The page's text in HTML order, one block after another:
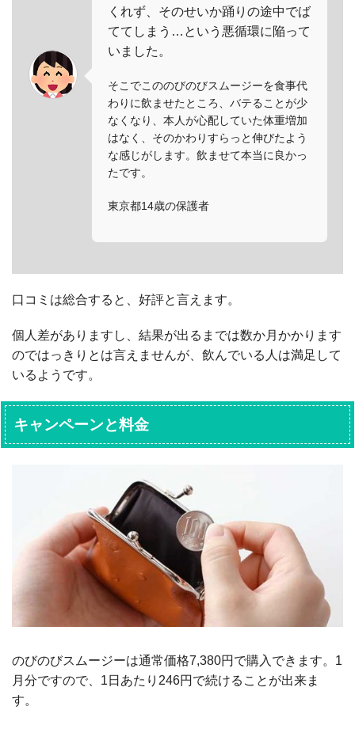
くれず、そのせいか踊りの途中でば
ててしまう…という悪循環に陥って
いました。
そこでこののびのびスムージーを食事代
わりに飲ませたところ、バテることが少
なくなり、本人が心配していた体重増加
はなく、そのかわりすらっと伸びたよう
な感じがします。飲ませて本当に良かっ
たです。
東京都14歳の保護者
口コミは総合すると、好評と言えます。
個人差がありますし、結果が出るまでは数か月かかります
のではっきりとは言えませんが、飲んでいる人は満足して
いるようです。
キャンペーンと料金
のびのびスムージーは通常価格7,380円で購入できます。1
月分ですので、1日あたり246円で続けることが出来ま
す。